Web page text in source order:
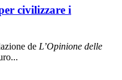
civilizzare i
de L’Opinione delle